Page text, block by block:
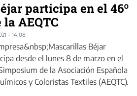
participa en el 46º
AEQTC
- 14:08
Béjar
desde el lunes 8 de marzo en el
de la Asociación Española
y Coloristas Textiles (AEQTC).